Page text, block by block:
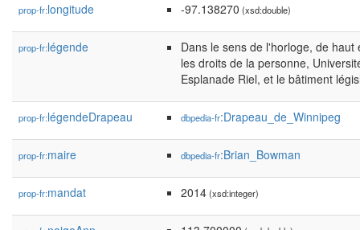
prop-fr:longitude -97.138270 (xsd:double)
prop-fr:légende
Dans le sens de l'horloge, de
les droits de la personne,
Esplanade Riel, et le bâtiment
prop-fr:légendeDrapeau dbpedia-fr:Drapeau_de_Winnipeg
prop-fr:maire dbpedia-fr:Brian_Bowman
prop-fr:mandat 2014(xsd:integer)